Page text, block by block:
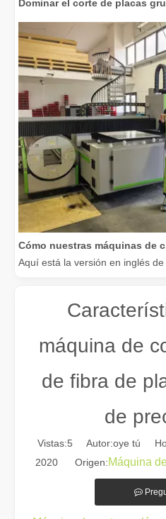
Aquí está la versión en inglés
máquina de
de fibra de
de
Vistas:5 Autor:oye tú
2020 Origen:Máquina